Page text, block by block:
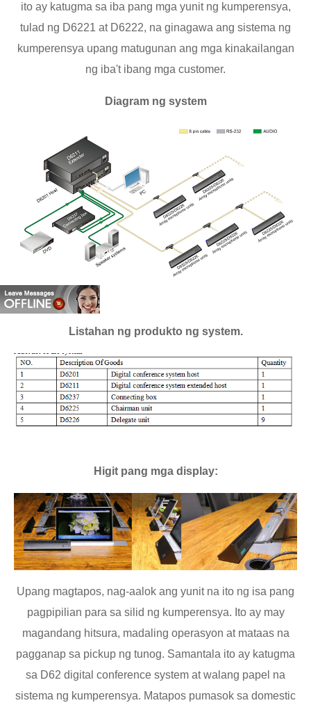
ito ay katugma sa iba pang mga yunit ng kumperensya,
tulad ng D6221 at D6222, na ginagawa ang sistema ng
kumperensya upang matugunan ang mga kinakailangan
ng iba't ibang mga customer.
Diagram ng system
Listahan ng produkto ng system.
Higit pang mga display:
Upang magtapos, nag-aalok ang yunit na ito ng isa pang
pagpipilian para sa silid ng kumperensya. Ito ay may
magandang hitsura, madaling operasyon at mataas na
pagganap sa pickup ng tunog. Samantala ito ay katugma
sa D62 digital conference system at walang papel na
sistema ng kumperensya. Matapos pumasok sa domestic